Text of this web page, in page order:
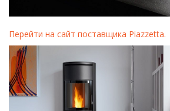
Перейти на сайт поставщика Piazzetta.